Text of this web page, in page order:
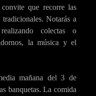
que recorre las
Notarás a
colectas o
la música y el
mañana del 3 de
banquetas. La comida